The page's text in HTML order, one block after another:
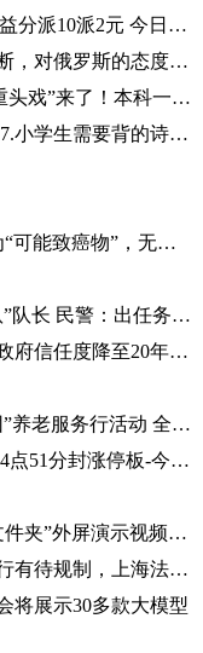
协和电子(605258.SH)：2022年年度权益分派10派2元 今日热议
普京会是什么下场，基辛格下了新判断，对俄罗斯的态度完全变了！|全球时快讯
【天天聚看点】河南高招志愿填报 “重头戏”来了！本科一批、二批志愿30日起填报
环球最新：小学古诗哪些需要背诵的 7.小学生需要背的诗词有多少首
这款甜味剂或于7月起被世卫组织列为“可能致癌物”，无糖可乐、口香糖中普遍有它|全球热头条
【播资讯】流浪金毛变身“反诈汪汪队”队长 民警：出任务都要抢“档期 ”
今日最新！最新民调：美民众对联邦政府信任度降至20年来最低水平
开封市禹王台区组织开展“市民考察团”养老服务行活动 全球热消息
异动快报：中路Ｂ股 9009158月23日14点51分封涨停板-今日热搜
今日最新！三星Galaxy Z Flip5手机“文件夹”外屏演示视频曝光
贵金属延期产品交易中适当性义务履行有待规制，上海法院向交易所发出司法建议_每日观察
将展示30多款大模型